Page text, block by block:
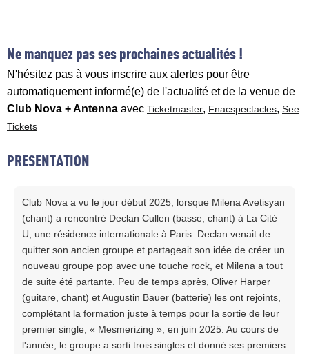
Ne manquez pas ses prochaines actualités !
N'hésitez pas à vous inscrire aux alertes pour être
automatiquement informé(e) de l'actualité et de la venue de
Club Nova + Antenna avec Ticketmaster, Fnacspectacles, See
Tickets
PRESENTATION
Club Nova a vu le jour début 2025, lorsque Milena Avetisyan
(chant) a rencontré Declan Cullen (basse, chant) à La Cité
U, une résidence internationale à Paris. Declan venait de
quitter son ancien groupe et partageait son idée de créer un
nouveau groupe pop avec une touche rock, et Milena a tout
de suite été partante. Peu de temps après, Oliver Harper
(guitare, chant) et Augustin Bauer (batterie) les ont rejoints,
complétant la formation juste à temps pour la sortie de leur
premier single, « Mesmerizing », en juin 2025. Au cours de
l'année, le groupe a sorti trois singles et donné ses premiers